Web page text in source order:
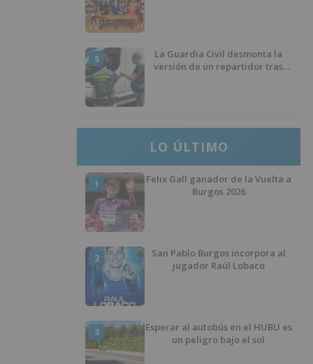
5
La Guardia Civil desmonta la
versión de un repartidor tras
LO ÚLTIMO
1
Felix Gall ganador de la Vuelta a
Burgos 2026
2
San Pablo Burgos incorpora al
jugador Raúl Lobaco
3
Esperar al autobús en el HUBU es
un peligro bajo el sol